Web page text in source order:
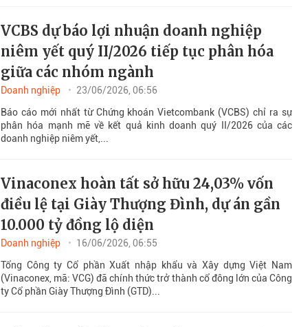
VCBS dự báo lợi nhuận doanh nghiệp
niêm yết quý II/2026 tiếp tục phân hóa
giữa các nhóm ngành
Doanh nghiệp
23/06/2026, 06:56
Báo cáo mới nhất từ Chứng khoán Vietcombank (VCBS) chỉ ra sự
phân hóa mạnh mẽ về kết quả kinh doanh quý II/2026 của các
doanh nghiệp niêm yết,...
Vinaconex hoàn tất sở hữu 24,03% vốn
điều lệ tại Giày Thượng Đình, dự án gần
10.000 tỷ đồng lộ diện
Doanh nghiệp
16/06/2026, 06:55
Tổng Công ty Cổ phần Xuất nhập khẩu và Xây dựng Việt Nam
(Vinaconex, mã: VCG) đã chính thức trở thành cổ đông lớn của Công
ty Cổ phần Giày Thượng Đình (GTD)...